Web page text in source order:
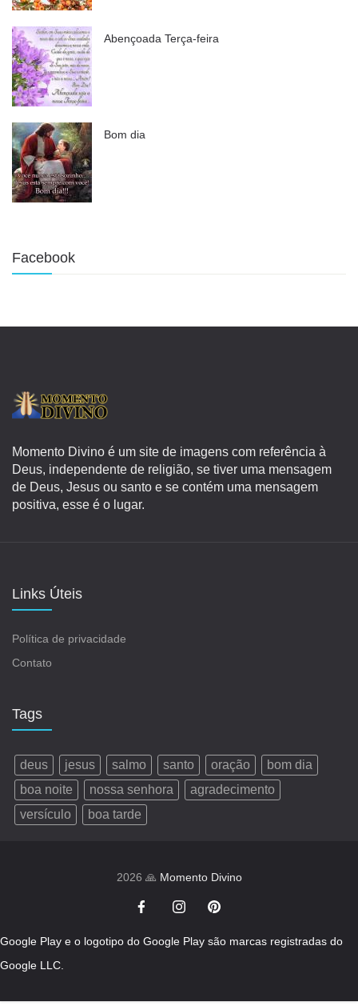
Abençoada Terça-feira
Bom dia
Facebook
Momento Divino é um site de imagens com referência à
Deus, independente de religião, se tiver uma mensagem
de Deus, Jesus ou santo e se contém uma mensagem
positiva, esse é o lugar.
Links Úteis
Política de privacidade
Contato
Tags
deus jesus salmo santo oração
bom dia
boa noite
nossa senhora
agradecimento
versículo
boa tarde
2026 🙏 Momento Divino
Google Play e o logotipo do Google Play são marcas registradas do
Google LLC.